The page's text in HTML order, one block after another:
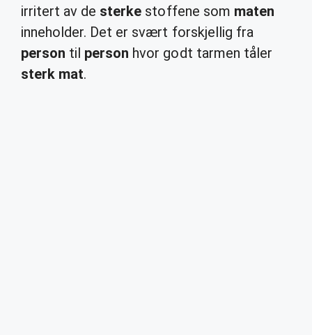
irritert av de sterke stoffene som maten
inneholder. Det er svært forskjellig fra
person til person hvor godt tarmen tåler
sterk mat.